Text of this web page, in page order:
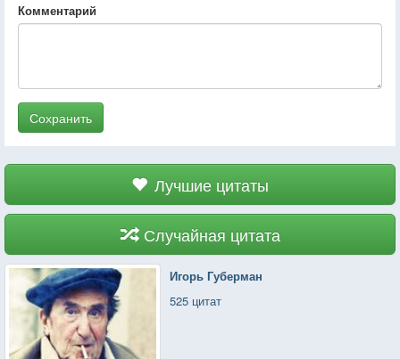
Комментарий
Сохранить
Лучшие цитаты
Случайная цитата
Игорь Губерман
525 цитат